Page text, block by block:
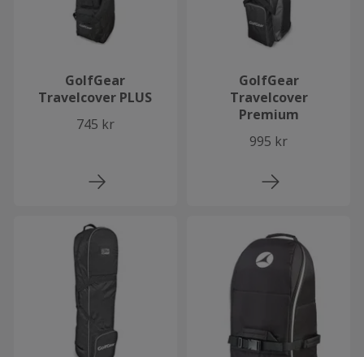
GolfGear
Travelcover PLUS
745 kr
GolfGear
Travelcover
Premium
995 kr